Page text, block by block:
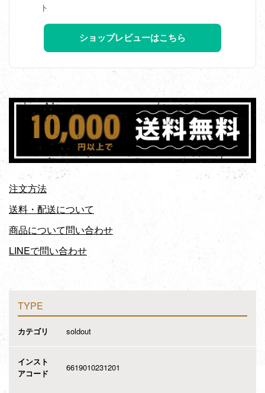
ト
ショップレビューはこちら
注文方法
送料・配送について
商品について問い合わせ
LINEで問い合わせ
TYPE
カテゴリ soldout
インスト
アコード
6619010231201